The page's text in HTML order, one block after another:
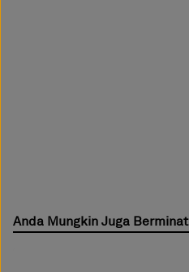
Anda Mungkin Juga Berminat